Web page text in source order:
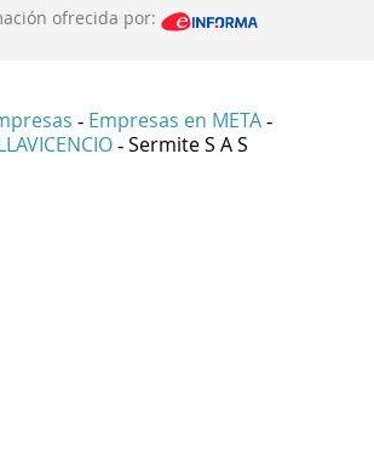
ofrecida por:
- Empresas en META -
- Sermite S A S